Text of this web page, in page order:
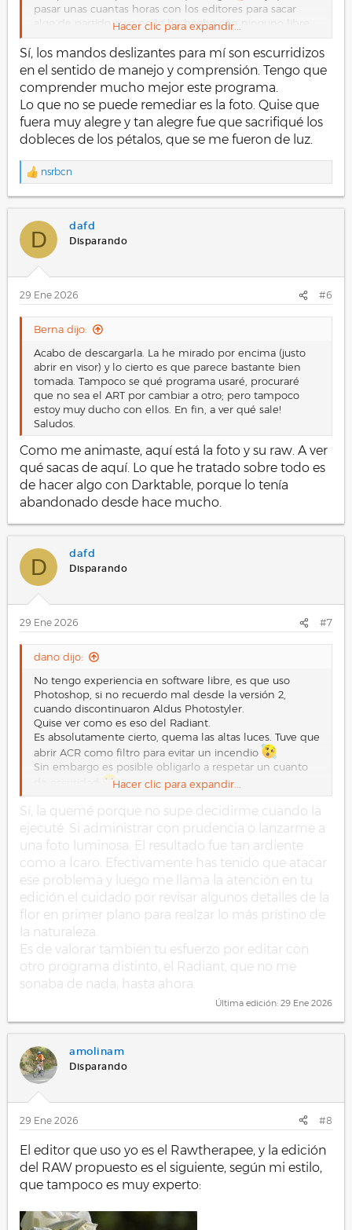
pasar unas cuantas horas con los editores para sacar
algo de partido, y yo no lo he hecho con ninguno libre.
No te descubro nada que ya no sepas, cada programa
nombra un buen número de cosas de diferente forma,
y otras veces dan el mismo nombre a ajustes que
actúan de forma muy distinta sobre la imagen. Luego el
rango y la sensibilidad de los deslizadores es distinta,
hay cosas que no encuentras, otras que no sabes que
hacen...
Hacer clic para expandir...
Sí, los mandos deslizantes para mí son escurridizos
en el sentido de manejo y comprensión. Tengo que
comprender mucho mejor este programa.
Lo que no se puede remediar es la foto. Quise que
fuera muy alegre y tan alegre fue que sacrifiqué los
dobleces de los pétalos, que se me fueron de luz.
R
a
c
o
e
s
:
nsrbcn
D
dafd
Disparando
29 Ene 2026 #6
Berna dijo:
Acabo de descargarla. La he mirado por encima (justo
abrir en visor) y lo cierto es que parece bastante bien
tomada. Tampoco se qué programa usaré, procuraré
que no sea el ART por cambiar a otro; pero tampoco
estoy muy ducho con ellos. En fin, a ver qué sale!
Saludos.
Como me animaste, aquí está la foto y su raw. A ver
qué sacas de aquí. Lo que he tratado sobre todo es
de hacer algo con Darktable, porque lo tenía
abandonado desde hace mucho.
D
dafd
Disparando
29 Ene 2026 #7
dano dijo:
No tengo experiencia en software libre, es que uso
Photoshop, si no recuerdo mal desde la versión 2,
cuando discontinuaron Aldus Photostyler.
Quise ver como es eso del Radiant.
Es absolutamente cierto, quema las altas luces. Tuve que
abrir ACR como filtro para evitar un incendio
Sin embargo es posible obligarlo a respetar un cuanto
Ver el archivo adjunto 27923
Hacer clic para expandir...
Sí, la quemé porque no supe decidirme cuando la
ejecuté. Si administrar con prudencia o lanzarme a
una foto luminosa. El resultado fue tan ardiente
como a Ícaro. Efectivamente has tenido que atacar
ese problema y luego me llama la atención en tu
edición el cuidado por revisar algunos detalles de la
flor en primer plano para realzar lo más prístino de
la naturaleza.
Es de valorar también tu esfuerzo por editar con
otro programa distinto, el Radiant, que no me
sonaba de nada, hasta ahora.
Última edición: 29 Ene 2026
amolinam
Disparando
29 Ene 2026 #8
El editor que uso yo es el Rawtherapee, y la edición
del RAW propuesto es el siguiente, según mi estilo,
que tampoco es muy experto: